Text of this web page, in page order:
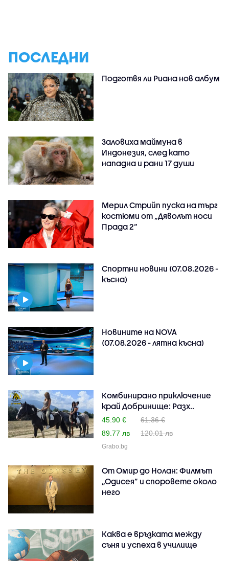
ПОСЛЕДНИ
Подготвя ли Риана нов албум
Заловиха маймуна в
Индонезия, след като
нападна и рани 17 души
Мерил Стрийп пуска на търг
костюми от „Дяволът носи
Прада 2“
Спортни новини (07.08.2026 -
късна)
Новините на NOVA
(07.08.2026 - лятна късна)
Комбинирано приключение
край Добринище: Разх..
45.90 €
61.36 €
89.77 лв
120.01 лв
Grabo.bg
От Омир до Нолан: Филмът
„Одисея” и споровете около
него
Каква е връзката между
съня и успеха в училище